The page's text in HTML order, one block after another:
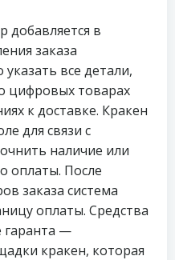
добавляется в
заказа
все детали,
цифровых товарах
к доставке. Кракен
для связи с
наличие или
оплаты. После
заказа система
оплаты. Средства
гаранта —
кракен, которая